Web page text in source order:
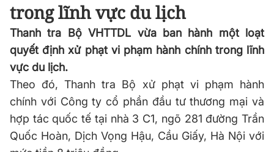
trong lĩnh vực du lịch
Thanh tra Bộ VHTTDL vừa ban hành một loạt
quyết định xử phạt vi phạm hành chính trong lĩnh
vực du lịch.
Theo đó, Thanh tra Bộ xử phạt vi phạm hành
chính với Công ty cổ phần đầu tư thương mại và
hợp tác quốc tế tại nhà 3 C1, ngõ 281 đường Trần
Quốc Hoàn, Dịch Vọng Hậu, Cầu Giấy, Hà Nội với